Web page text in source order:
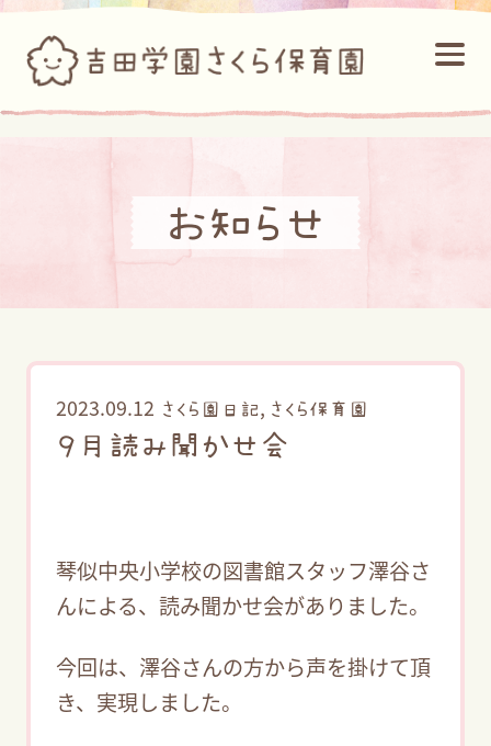
お知らせ
2023.09.12 さくら園日記, さくら保育園
９月読み聞かせ会
琴似中央小学校の図書館スタッフ澤谷さ
んによる、読み聞かせ会がありました。
今回は、澤谷さんの方から声を掛けて頂
き、実現しました。